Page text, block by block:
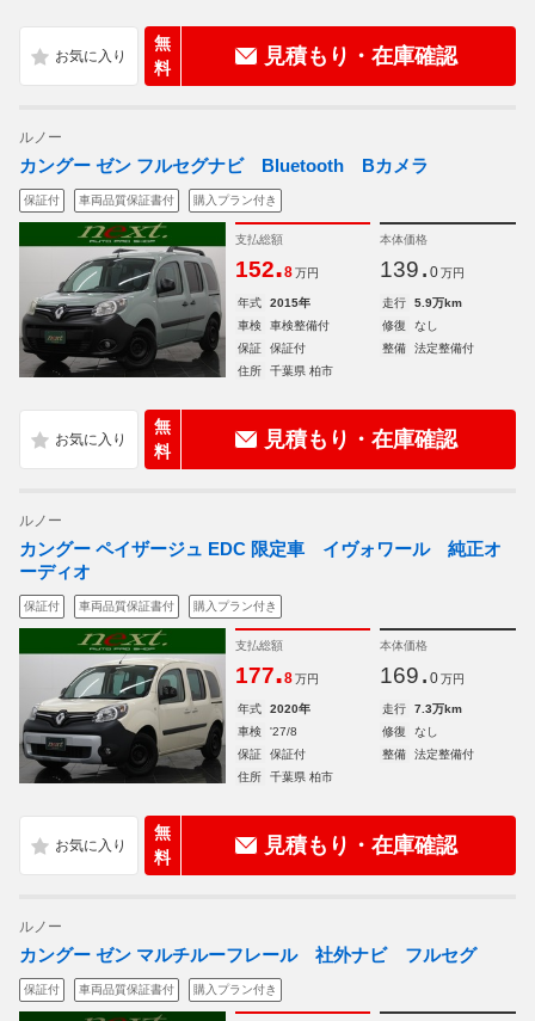
無
料
見積もり・在庫確認
ルノー
カングー ゼン フルセグナビ Bluetooth Bカメラ
保証付 車両品質保証書付 購入プラン付き
支払総額
152.8 万円
本体価格
139. 0 万円
年式 2015年 走行
5.9万km
車検
車検整備付 修復
なし
保証
保証付 整備
法定整備付
住所
千葉県 柏市
無
料
見積もり・在庫確認
ルノー
カングー ペイザージュ EDC 限定車 イヴォワール 純正オ
ーディオ
保証付 車両品質保証書付 購入プラン付き
支払総額
177.8 万円
本体価格
169. 0 万円
年式 2020年 走行
7.3万km
車検
'27/8 修復
なし
保証
保証付 整備
法定整備付
住所
千葉県 柏市
無
料
見積もり・在庫確認
ルノー
カングー ゼン マルチルーフレール 社外ナビ フルセグ
保証付 車両品質保証書付 購入プラン付き